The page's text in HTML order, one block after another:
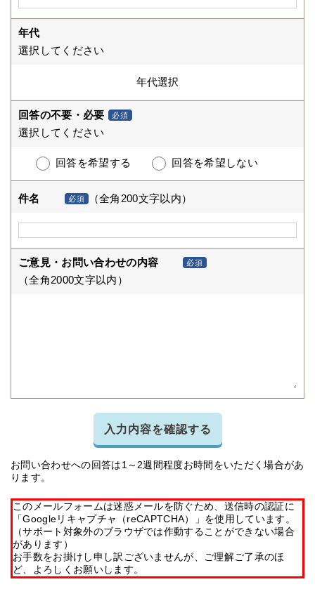
年代
選択してください
回答の不要・必要 必須
選択してください
回答を希望する 回答を希望しない
件名 必須 （全角200文字以内）
ご意見・お問い合わせの内容 必須
（全角2000文字以内）
入力内容を確認する
お問い合わせへの回答は1～2週間程度お時間をいただく場合があ
ります。
このメールフォームは迷惑メールを防ぐため、送信時の認証に
「Googleリキャプチャ（reCAPTCHA）」を使用しています。
（サポート対象外のブラウザでは作動することができない場合
があります）
お手数をお掛けし申し訳ございませんが、ご理解ご了承のほ
ど、よろしくお願いします。